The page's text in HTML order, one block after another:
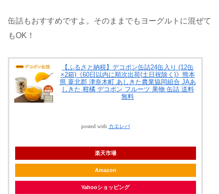
缶詰もおすすめですよ。そのままでもヨーグルトに混ぜて
もOK！
【ふるさと納税】デコポン缶詰24缶入り (12缶
×2箱)《60日以内に順次出荷(土日祝除く)》熊本
県 葦北郡 津奈木町 あしきた農業協同組合 JAあ
しきた 柑橘 デコポン フルーツ 果物 缶詰 送料
無料
posted with カエレバ
楽天市場
Amazon
Yahooショッピング